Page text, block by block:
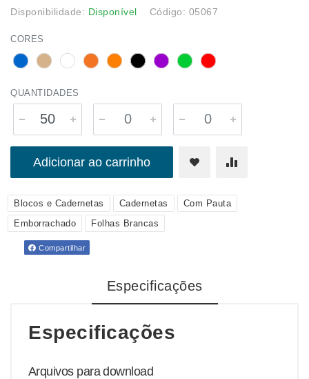
Disponibilidade: Disponível Código: 05067
CORES
QUANTIDADES
Adicionar ao carrinho
Blocos e Cadernetas Cadernetas
Com Pauta
Emborrachado
Folhas Brancas
Compartilhar
Especificações
Especificações
Arquivos para download